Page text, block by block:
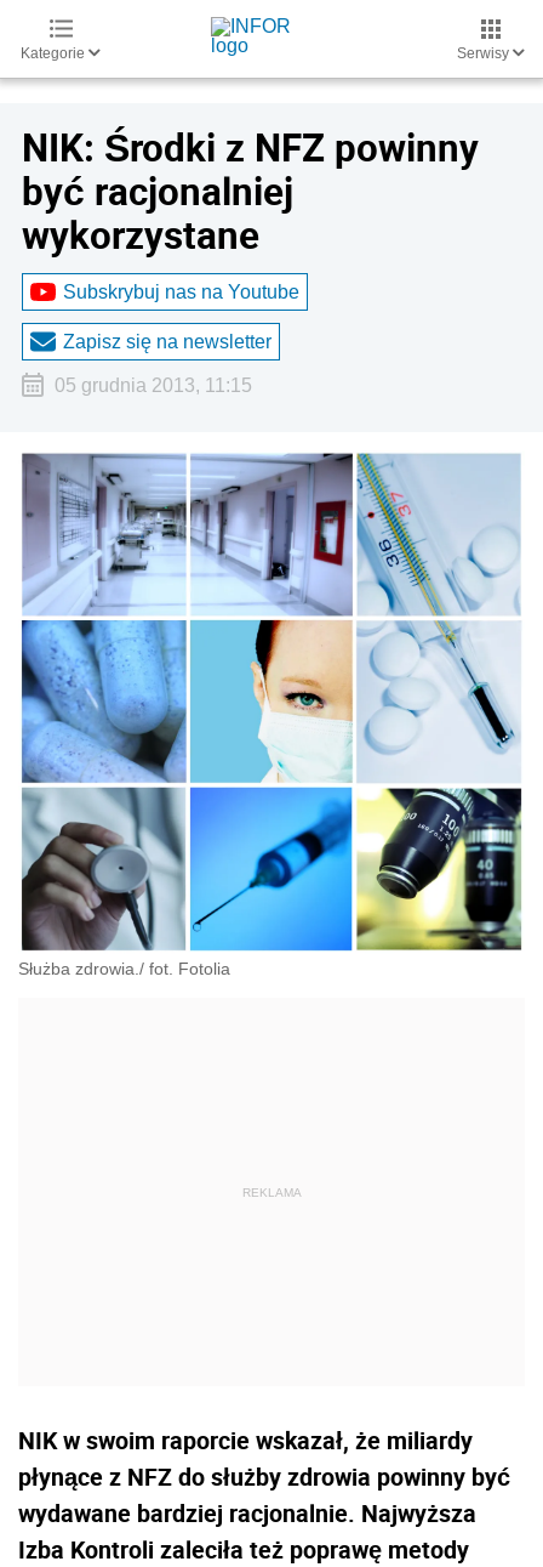
Kategorie Serwisy
NIK: Środki z NFZ powinny
być racjonalniej
wykorzystane
Subskrybuj nas na Youtube
Zapisz się na newsletter
05 grudnia 2013, 11:15
Służba zdrowia./ fot. Fotolia
NIK w swoim raporcie wskazał, że miliardy
płynące z NFZ do służby zdrowia powinny być
wydawane bardziej racjonalnie. Najwyższa
Izba Kontroli zaleciła też poprawę metody